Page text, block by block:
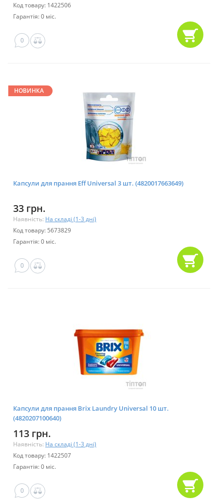
Код товару: 1422506
Гарантія: 0 міс.
0
НОВИНКА
Капсули для прання Eff Universal 3 шт. (4820017663649)
33 грн.
Наявність: На складі (1-3 дні)
Код товару: 5673829
Гарантія: 0 міс.
0
Капсули для прання Brix Laundry Universal 10 шт.
(4820207100640)
113 грн.
Наявність: На складі (1-3 дні)
Код товару: 1422507
Гарантія: 0 міс.
0